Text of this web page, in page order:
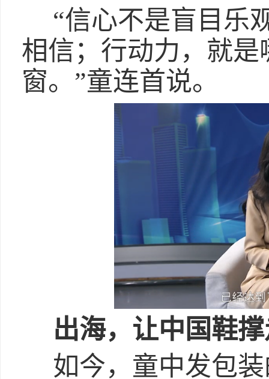
“信心不是盲目乐
相信；行动力，就
窗。”童连首说。
出海，让中国鞋
如今，童中发包